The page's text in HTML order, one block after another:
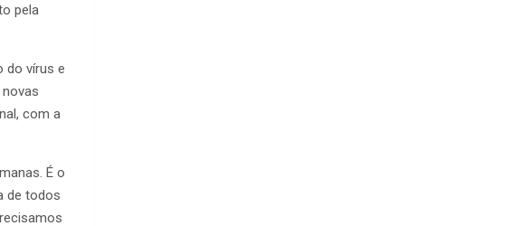
pela
do vírus e
com a
É o
de todos